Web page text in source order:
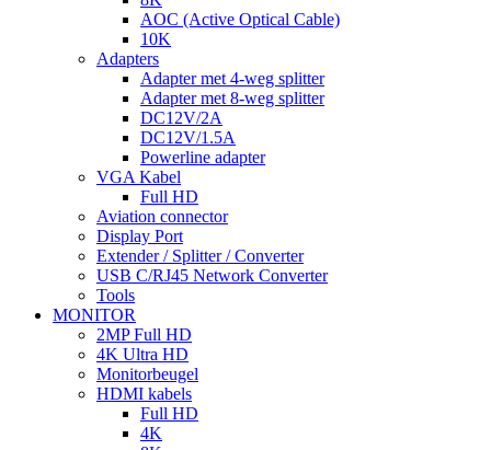
AOC (Active Optical Cable)
10K
Adapters
Adapter met 4-weg splitter
Adapter met 8-weg splitter
DC12V/2A
DC12V/1.5A
Powerline adapter
VGA Kabel
Full HD
Aviation connector
Display Port
Extender / Splitter / Converter
USB C/RJ45 Network Converter
Tools
MONITOR
2MP Full HD
4K Ultra HD
Monitorbeugel
HDMI kabels
Full HD
4K